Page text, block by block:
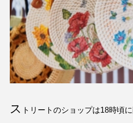
ス トリートのショップは18時頃